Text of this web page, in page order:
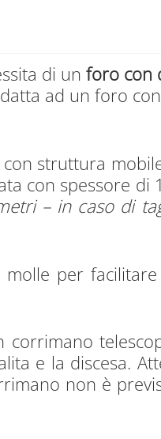
di unforo con
ad un foro
struttura
con spessore di
– in caso di
per
e la discesa.
non è